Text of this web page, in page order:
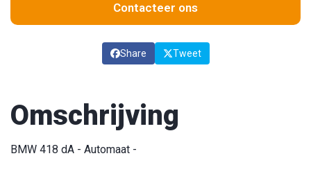
Contacteer ons
Share Tweet
Omschrijving
BMW 418 dA - Automaat -